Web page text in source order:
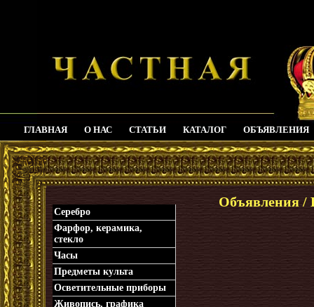
ГЛАВНАЯ О НАС СТАТЬИ КАТАЛОГ ОБЪЯВЛЕНИЯ
_
Объявления /
Серебро
Фарфор, керамика,
стекло
Часы
Предметы культа
Осветительные приборы
Живопись, графика